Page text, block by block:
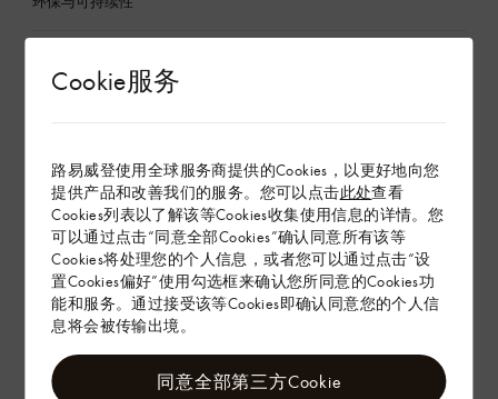
Cookie服务
路易威登使用全球服务商提供的Cookies，以更好地向您
提供产品和改善我们的服务。您可以点击此处查看
Cookies列表以了解该等Cookies收集使用信息的详情。您
可以通过点击“同意全部Cookies”确认同意所有该等
Cookies将处理您的个人信息，或者您可以通过点击“设
置Cookies偏好”使用勾选框来确认您所同意的Cookies功
能和服务。通过接受该等Cookies即确认同意您的个人信
息将会被传输出境。
同意全部第三方Cookie
配送 & 退货
赠礼